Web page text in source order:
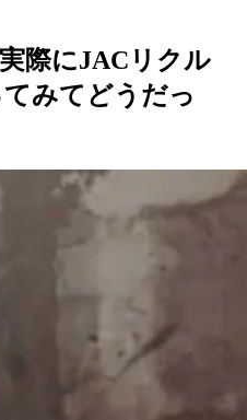
際にJACリクル
みてどうだっ